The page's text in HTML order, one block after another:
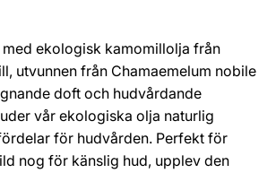
med ekologisk kamomillolja från
utvunnen från Chamaemelum nobile
doft och hudvårdande
vår ekologiska olja naturlig
för hudvården. Perfekt för
nog för känslig hud, upplev den